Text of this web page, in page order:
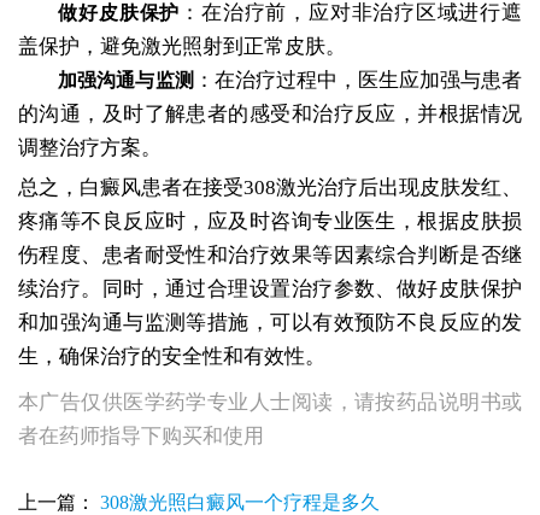
做好皮肤保护 ：在治疗前，应对非治疗区域进行遮
盖保护，避免激光照射到正常皮肤。
加强沟通与监测 ：在治疗过程中，医生应加强与患者
的沟通，及时了解患者的感受和治疗反应，并根据情况
调整治疗方案。
总之，白癜风患者在接受308激光治疗后出现皮肤发红、
疼痛等不良反应时，应及时咨询专业医生，根据皮肤损
伤程度、患者耐受性和治疗效果等因素综合判断是否继
续治疗。同时，通过合理设置治疗参数、做好皮肤保护
和加强沟通与监测等措施，可以有效预防不良反应的发
生，确保治疗的安全性和有效性。
本广告仅供医学药学专业人士阅读，请按药品说明书或
者在药师指导下购买和使用
上一篇： 308激光照白癜风一个疗程是多久